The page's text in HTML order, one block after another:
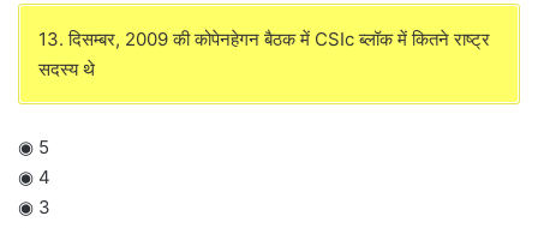
13. दिसम्बर, 2009 की कोपेनहेगन बैठक में CSIc ब्लॉक में कितने राष्ट्र
सदस्य थे
◉ 5
◉ 4
◉ 3